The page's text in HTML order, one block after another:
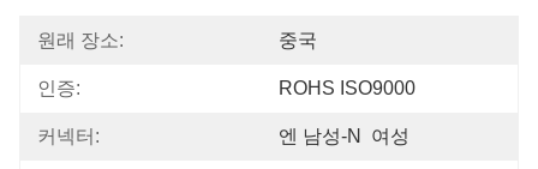
원래 장소: 중국
인증: ROHS ISO9000
커넥터: 엔 남성-N  여성